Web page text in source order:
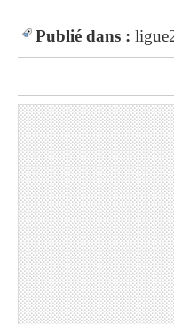
Publié dans :